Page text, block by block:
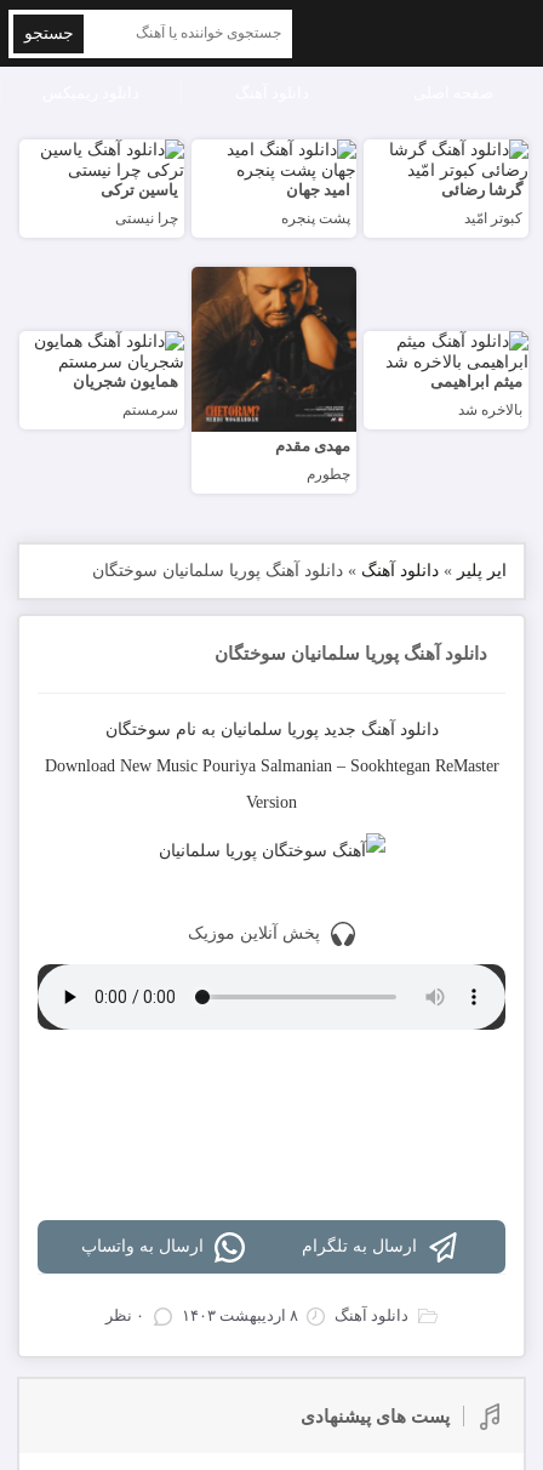
جستجو
گرشا رضائی
کبوتر امّید
امید جهان
پشت پنجره
یاسین ترکی
چرا نیستی
میثم ابراهیمی
بالاخره شد
مهدی مقدم
چطورم
همایون شجریان
سرمستم
ایر پلیر » دانلود آهنگ » دانلود آهنگ پوریا سلمانیان سوختگان
دانلود آهنگ پوریا سلمانیان سوختگان
دانلود آهنگ جدید پوریا سلمانیان به نام سوختگان
Download New Music Pouriya Salmanian– Sookhtegan ReMaster
Version
پخش آنلاین موزیک
ارسال به تلگرام ارسال به واتساپ
دانلود آهنگ ۸ اردیبهشت ۱۴۰۳ ۰ نظر
پست های پیشنهادی